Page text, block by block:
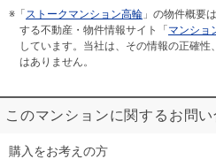
※「 ストークマンション高輪 」の物件概要
する不動産・物件情報サイト「 マンショ
しています。当社は、その情報の正確
はありません。
このマンションに関するお問
購入をお考えの方